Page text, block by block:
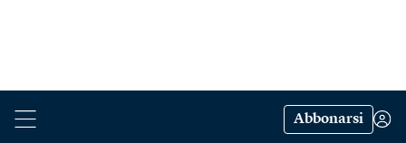
Abbonarsi